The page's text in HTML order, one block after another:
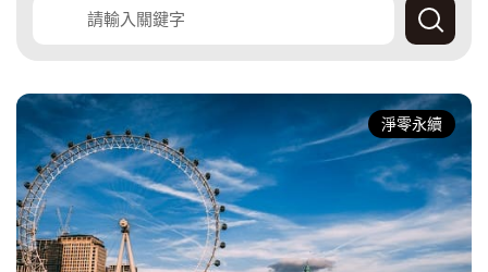
查
經
快
訊
資
料
淨零永續